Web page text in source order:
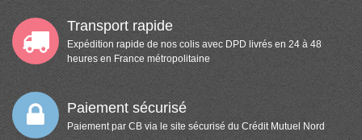
Transport rapide
Expédition rapide de nos colis avec DPD livrés en 24 à 48
heures en France métropolitaine
Paiement sécurisé
Paiement par CB via le site sécurisé du Crédit Mutuel Nord